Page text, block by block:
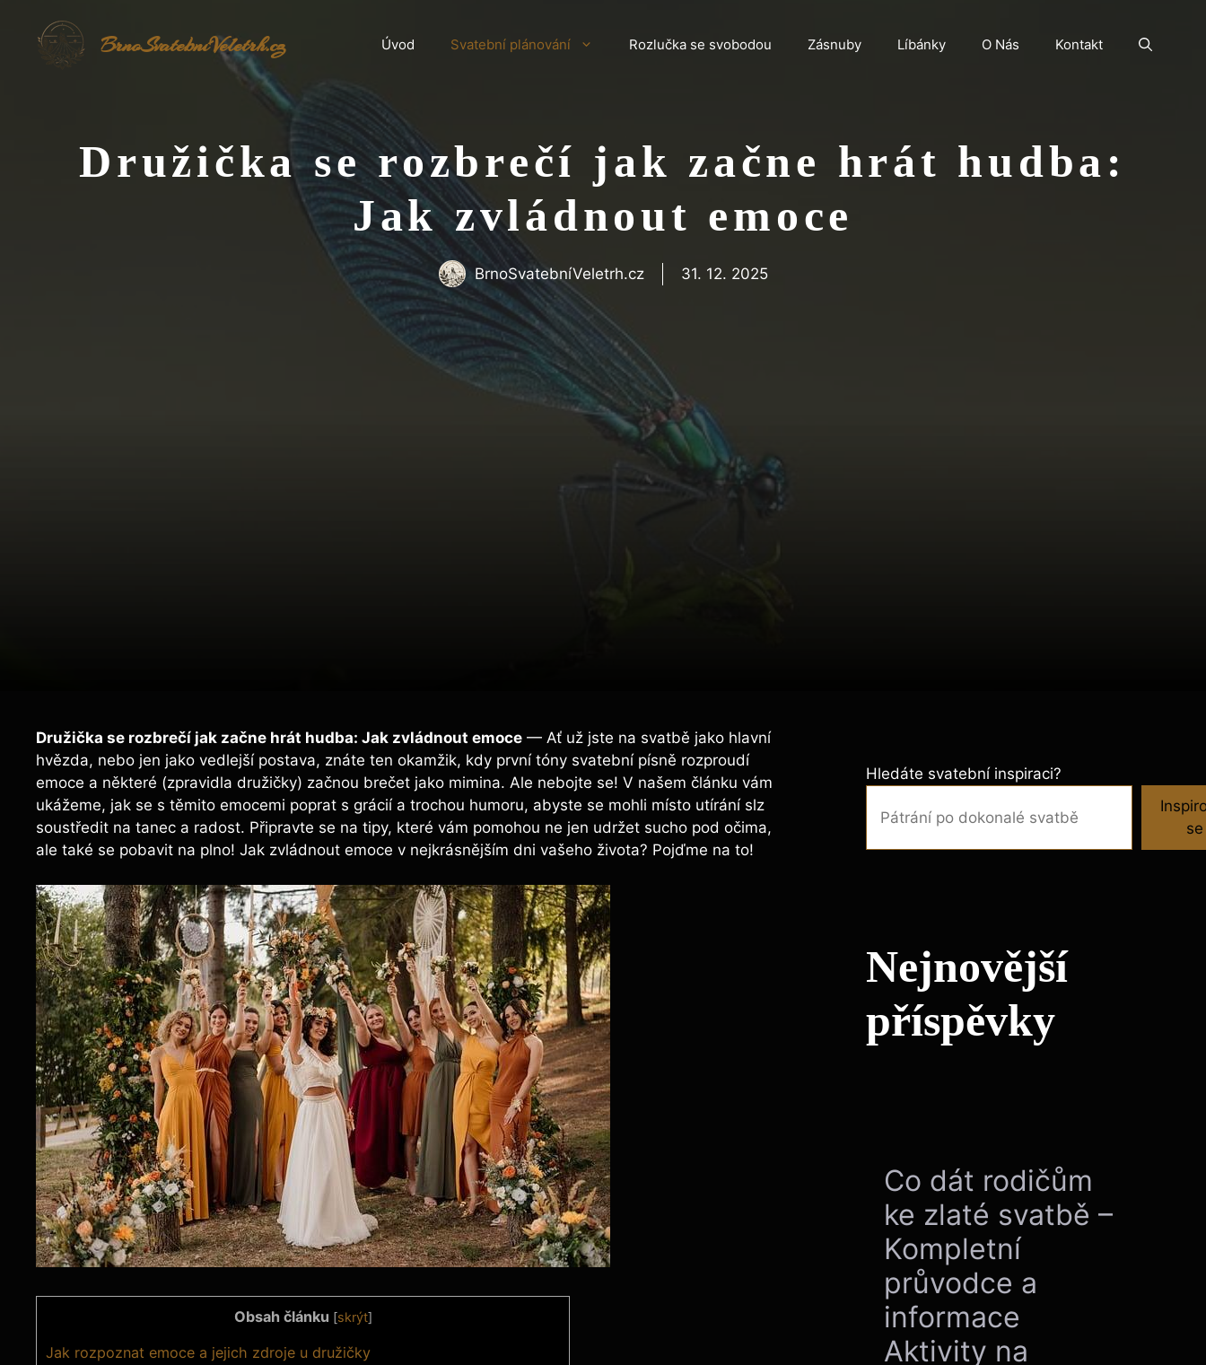
BrnoSvatebníVeletrh.cz Úvod Svatební plánování Rozlučka se svobodou Zásnuby Líbánky O Nás Kontakt
Družička se rozbrečí jak začne hrát hudba:
Jak zvládnout emoce
BrnoSvatebníVeletrh.cz 31. 12. 2025
Družička se rozbrečí jak začne hrát hudba: Jak zvládnout emoce — Ať už jste na svatbě jako hlavní
hvězda, nebo jen jako vedlejší postava, znáte ten okamžik, kdy první tóny svatební písně rozproudí
emoce a některé (zpravidla družičky) začnou brečet jako mimina. Ale nebojte se! V našem článku vám
ukážeme, jak se s těmito emocemi poprat s grácií a trochou humoru, abyste se mohli místo utírání slz
soustředit na tanec a radost. Připravte se na tipy, které vám pomohou ne jen udržet sucho pod očima,
ale také se pobavit na plno! Jak zvládnout emoce v nejkrásnějším dni vašeho života? Pojďme na to!
Obsah článku [skrýt]
Jak rozpoznat emoce a jejich zdroje u družičky
Hledáte svatební inspiraci?
se
Nejnovější
příspěvky
Co dát rodičům
ke zlaté svatbě –
Kompletní
průvodce a
informace
Aktivity na